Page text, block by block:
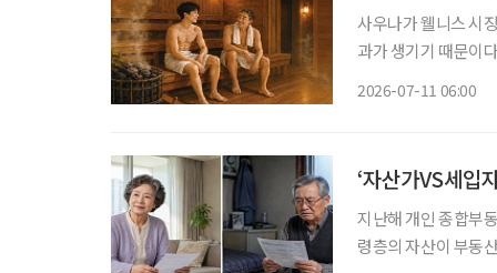
사우나가 웰니스 시
과가 생기기 때문이
2026-07-11 06:00
‘자산가VS세입
지난해 개인 종합부
령층의 자산이 부동